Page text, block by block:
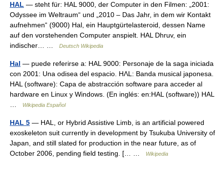
HAL — steht für: HAL 9000, der Computer in den Filmen: „2001:
Odyssee im Weltraum“ und „2010 – Das Jahr, in dem wir Kontakt
aufnehmen“ (9000) Hal, ein Hauptgürtelasteroid, dessen Name
auf den vorstehenden Computer anspielt. HAL Dhruv, ein
indischer… …
Deutsch Wikipedia
Hal — puede referirse a: HAL 9000: Personaje de la saga iniciada
con 2001: Una odisea del espacio. HΛL: Banda musical japonesa.
HAL (software): Capa de abstracción software para acceder al
hardware en Linux y Windows. (En inglés: en:HAL (software)) HAL
Wikipedia Español
HAL 5 — HAL, or Hybrid Assistive Limb, is an artificial powered
exoskeleton suit currently in development by Tsukuba University of
Japan, and still slated for production in the near future, as of
October 2006, pending field testing. [… …
Wikipedia